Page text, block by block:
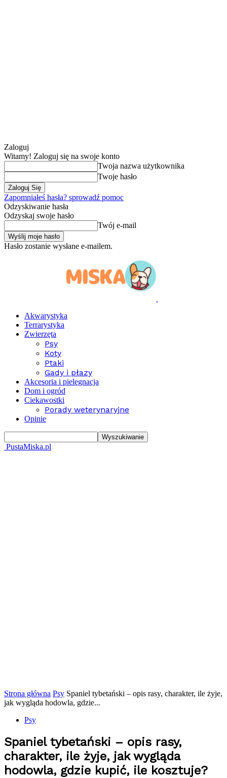
Zaloguj
Witamy! Zaloguj się na swoje konto
Twoja nazwa użytkownika
Twoje hasło
Zapomniałeś hasła? sprowadź pomoc
Odzyskiwanie hasła
Odzyskaj swoje hasło
Twój e-mail
Hasło zostanie wysłane e-mailem.
Akwarystyka
Terrarystyka
Zwierzęta
Psy
Koty
Ptaki
Gady i płazy
Akcesoria i pielęgnacja
Dom i ogród
Ciekawostki
Porady weterynaryjne
Opinie
PustaMiska.pl
Strona główna Psy Spaniel tybetański – opis rasy, charakter, ile żyje,
jak wygląda hodowla, gdzie...
Psy
Spaniel tybetański – opis rasy,
charakter, ile żyje, jak wygląda
hodowla, gdzie kupić, ile kosztuje?